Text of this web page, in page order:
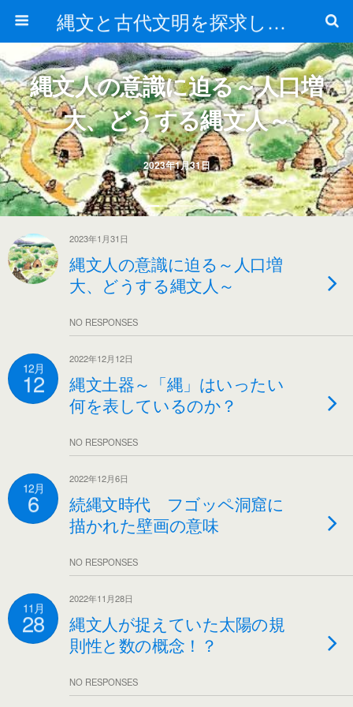
縄文と古代文明を探求しよう！
2023年1月31日
縄文人の意識に迫る～人口増
大、どうする縄文人～
2023年1月31日
縄文人の意識に迫る～人口増
大、どうする縄文人～
NO RESPONSES
12月
12
2022年12月12日
縄文土器～「縄」はいったい
何を表しているのか？
NO RESPONSES
12月
6
2022年12月6日
続縄文時代 フゴッペ洞窟に
描かれた壁画の意味
NO RESPONSES
11月
28
2022年11月28日
縄文人が捉えていた太陽の規
則性と数の概念！？
NO RESPONSES